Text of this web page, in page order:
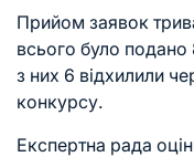
Прийом заявок
всього було
з них 6 відхилили
конкурсу.
Експертна рада